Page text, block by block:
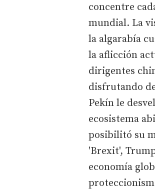
concentre
mundial. La
la algarabía
la aflicción
dirigentes
disfrutando
Pekín le
ecosistema
posibilitó su
'Brexit',
economía